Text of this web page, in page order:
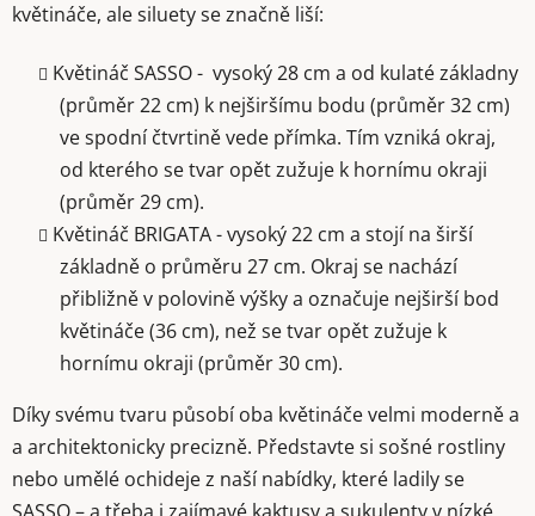
květináče, ale siluety se značně liší:
Květináč SASSO - vysoký 28 cm a od kulaté základny
(průměr 22 cm) k nejširšímu bodu (průměr 32 cm)
ve spodní čtvrtině vede přímka. Tím vzniká okraj,
od kterého se tvar opět zužuje k hornímu okraji
(průměr 29 cm).
Květináč BRIGATA - vysoký 22 cm a stojí na širší
základně o průměru 27 cm. Okraj se nachází
přibližně v polovině výšky a označuje nejširší bod
květináče (36 cm), než se tvar opět zužuje k
hornímu okraji (průměr 30 cm).
Díky svému tvaru působí oba květináče velmi moderně a
a architektonicky precizně. Představte si sošné rostliny
nebo umělé ochideje z naší nabídky, které ladily se
SASSO – a třeba i zajímavé kaktusy a sukulenty v nízké